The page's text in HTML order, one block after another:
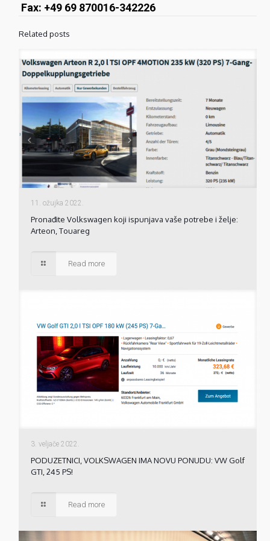
Fax: +49 69 870016-342226
Related posts
11. ožujka 2022.
Pronađite Volkswagen koji ispunjava vaše potrebe i želje:
Arteon, Touareg
Read more
3. veljače 2022.
PODUZETNICI, VOLKSWAGEN IMA NOVU PONUDU: VW Golf
GTI, 245 PS!
Read more